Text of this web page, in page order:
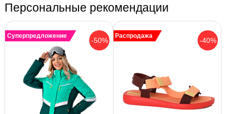
Персональные рекомендации
-50%
Суперпредложение
-40%
Распродажа